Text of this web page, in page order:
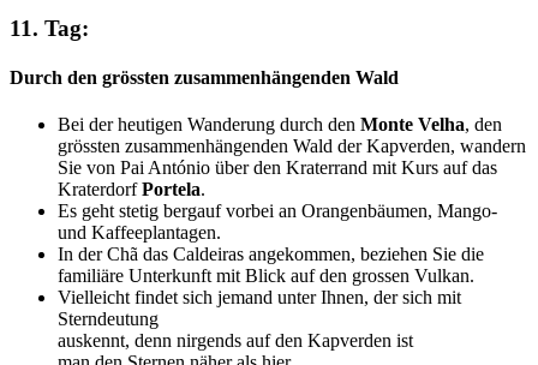
11. Tag:
Durch den grössten zusammenhängenden Wald
Bei der heutigen Wanderung durch den Monte Velha, den
grössten zusammenhängenden Wald der Kapverden, wandern
Sie von Pai António über den Kraterrand mit Kurs auf das
KraterdorfPortela.
Es geht stetig bergauf vorbei an Orangenbäumen, Mango-
und Kaffeeplantagen.
In der Chã das Caldeiras angekommen, beziehen Sie die
familiäre Unterkunft mit Blick auf den grossen Vulkan.
Vielleicht findet sich jemand unter Ihnen, der sich mit
Sterndeutung
auskennt, denn nirgends auf den Kapverden ist